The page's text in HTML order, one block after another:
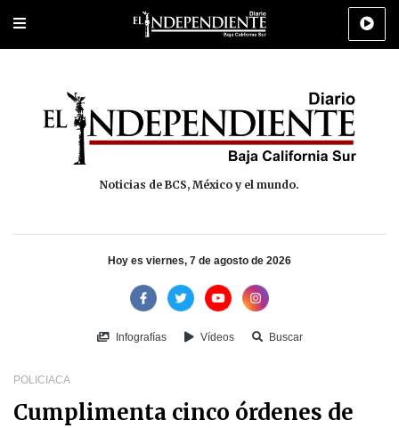
Portada Los Cabos Policiaca Deportes Cultura
Noticias de BCS, México y el mundo.
Hoy es viernes, 7 de agosto de 2026
Infografías Vídeos Buscar
POLICIACA
Cumplimenta cinco órdenes de